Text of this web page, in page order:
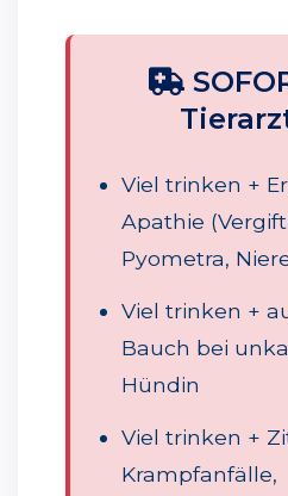
Viel trinken +
Apathie
Pyometra,
Viel trinken +
Bauch bei
Hündin
Viel trinken +
Krampfanfälle,